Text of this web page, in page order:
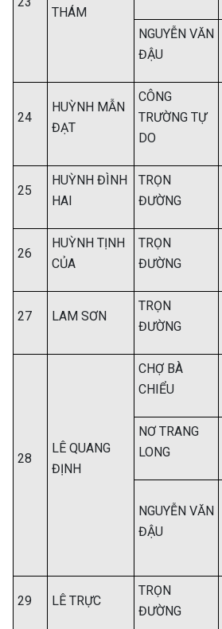
THÁM
NGUYỄN VĂN
ĐẬU
24
HUỲNH MẪN
ĐẠT
CÔNG
TRƯỜNG TỰ
DO
25
HUỲNH ĐÌNH
HAI
TRỌN
ĐƯỜNG
26
HUỲNH TỊNH
CỦA
TRỌN
ĐƯỜNG
27 LAM SƠN
TRỌN
ĐƯỜNG
28
LÊ QUANG
ĐỊNH
CHỢ BÀ
CHIỂU
NƠ TRANG
LONG
NGUYỄN VĂN
ĐẬU
29 LÊ TRỰC
TRỌN
ĐƯỜNG